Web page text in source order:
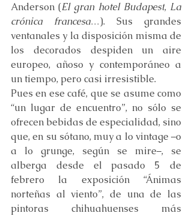
Anderson (El gran hotel Budapest, La
crónica francesa…). Sus grandes
ventanales y la disposición misma de
los decorados despiden un aire
europeo, añoso y contemporáneo a
un tiempo, pero casi irresistible.
Pues en ese café, que se asume como
“un lugar de encuentro”, no sólo se
ofrecen bebidas de especialidad, sino
que, en su sótano, muy a lo vintage –o
a lo grunge, según se mire–, se
alberga desde el pasado 5 de
febrero la exposición “Ánimas
norteñas al viento”, de una de las
pintoras chihuahuenses más